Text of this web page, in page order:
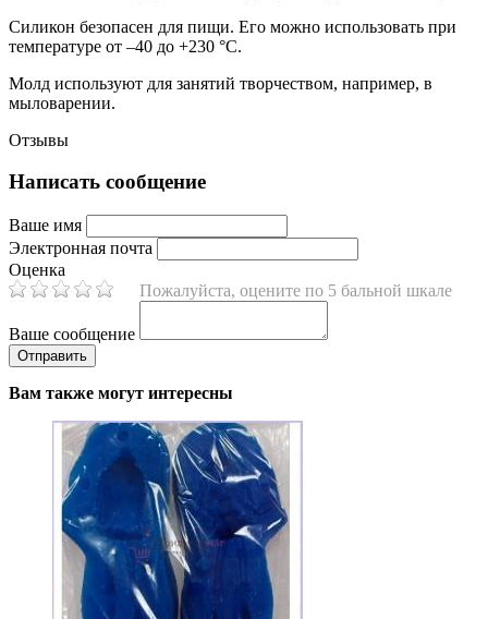
Силикон безопасен для пищи. Его можно использовать при
температуре от –40 до +230 °C.
Молд используют для занятий творчеством, например, в
мыловарении.
Отзывы
Написать сообщение
Ваше имя
Электронная почта
Оценка
Пожалуйста, оцените по 5 бальной шкале
Ваше сообщение
Вам также могут интересны